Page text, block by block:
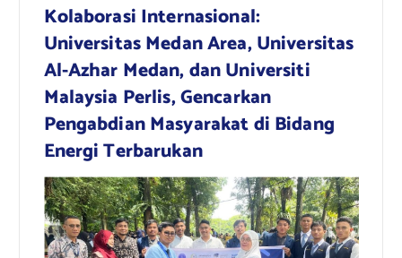
Kolaborasi Internasional:
Universitas Medan Area, Universitas
Al-Azhar Medan, dan Universiti
Malaysia Perlis, Gencarkan
Pengabdian Masyarakat di Bidang
Energi Terbarukan